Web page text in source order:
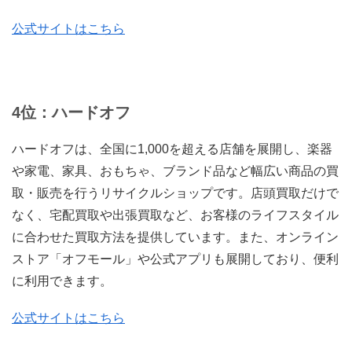
公式サイトはこちら
4位：ハードオフ
ハードオフは、全国に1,000を超える店舗を展開し、楽器
や家電、家具、おもちゃ、ブランド品など幅広い商品の買
取・販売を行うリサイクルショップです。店頭買取だけで
なく、宅配買取や出張買取など、お客様のライフスタイル
に合わせた買取方法を提供しています。また、オンライン
ストア「オフモール」や公式アプリも展開しており、便利
に利用できます。
公式サイトはこちら